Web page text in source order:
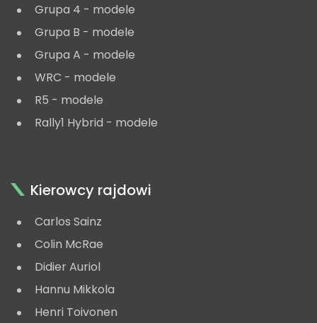
Grupa 4 - modele
Grupa B - modele
Grupa A - modele
WRC - modele
R5 - modele
Rally1 Hybrid - modele
Kierowcy rajdowi
Carlos Sainz
Colin McRae
Didier Auriol
Hannu Mikkola
Henri Toivonen